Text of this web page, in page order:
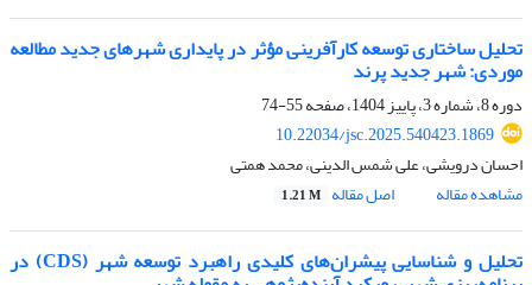
تحلیل ساختاری توسعه کارآفرینی مؤثر در پایداری شهرهای جدید مطالعه
موردی: شهر جدید پرند
دوره 8، شماره 3، پاییز 1404، صفحه
55-74
10.22034/jsc.2025.540423.1869
احسان درویشی، علی شمس الدینی، محمد همتی
مشاهده مقاله
اصل مقاله 1.21 M
تحلیل و شناسایی پیشران‌های کلیدی راهبرد توسعه شهر (CDS) در